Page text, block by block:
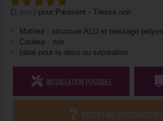
(1 avis) pour Paravent - Tressé noir
Matière : structure ALU et tressage
Couleur : noir
Idéal pour la déco ou séparation
INSTALLATION POSSIBLE
POSER UNE QUESTION SUR